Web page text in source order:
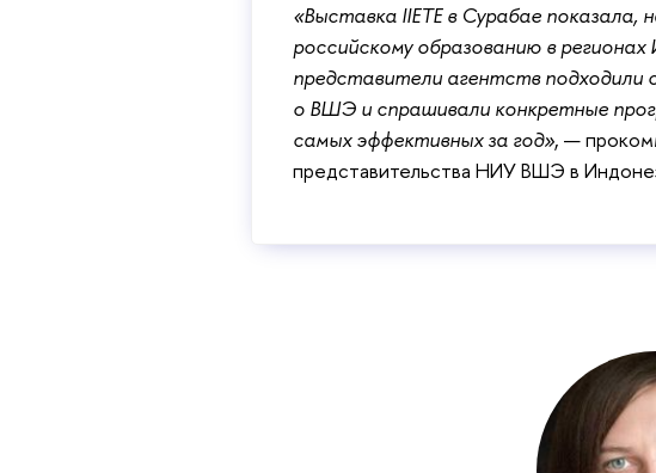
«Выставка IIETE в Сурабае показала,
российскому образованию в
представители агентств подходили
о ВШЭ и спрашивали конкретные
самых эффективных за год», —
представительства НИУ ВШЭ в